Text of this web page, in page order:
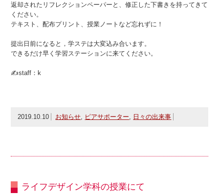
返却されたリフレクションペーパーと、修正した下書きを持ってきて
ください。
テキスト、配布プリント、授業ノートなど忘れずに！
提出日前になると，学ステは大変込み合います。
できるだけ早く学習ステーションに来てください。
✍staff：k
2019.10.10 お知らせ ピアサポーター 日々の出来事
ライフデザイン学科の授業にて